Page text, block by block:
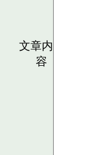
文章内
容